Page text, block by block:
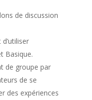
de discussion
Basique.
de groupe par
de se
des expériences